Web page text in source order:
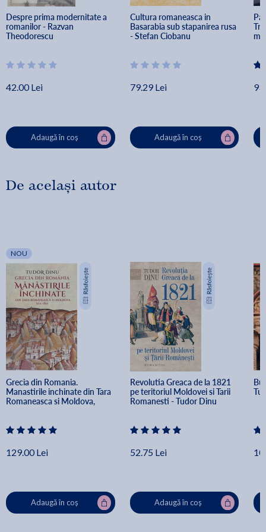
Despre prima modernitate a
romanilor - Razvan
Theodorescu
42.00 Lei
Adaugă în coș
Cultura romaneasca in
Basarabia sub stapanirea rusa
- Stefan Ciobanu
79.29 Lei
Adaugă în coș
De același autor
NOU
Grecia din Romania.
Manastirile inchinate din Tara
Romaneasca si Moldova,
129.00 Lei
Adaugă în coș
Revolutia Greaca de la 1821
pe teritoriul Moldovei si Tarii
Romanesti - Tudor Dinu
52.75 Lei
Adaugă în coș